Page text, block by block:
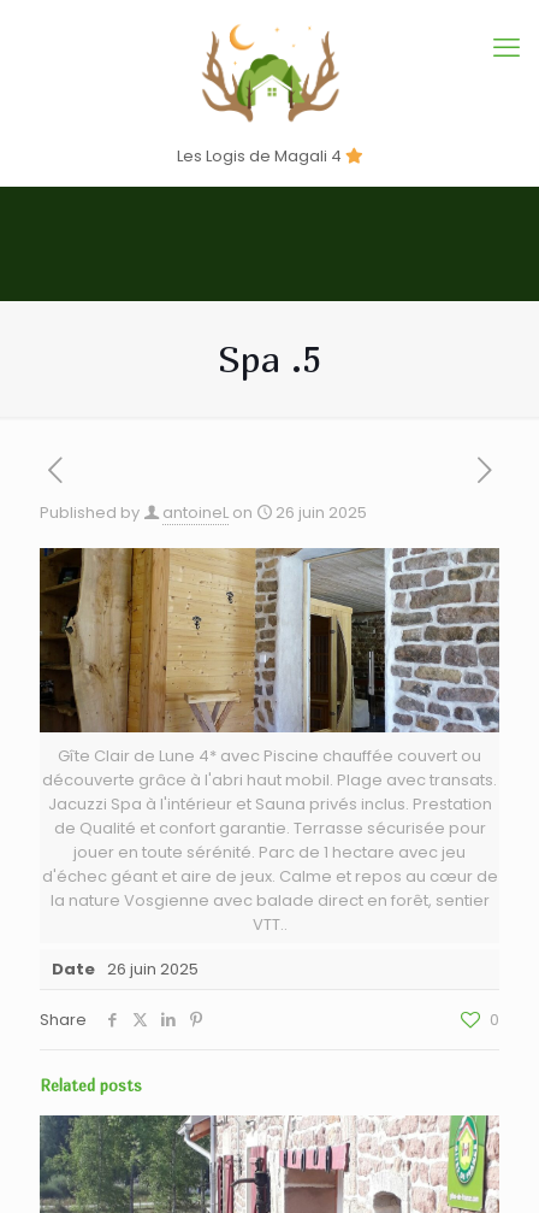
Les Logis de Magali 4
Spa .5
Published by antoineL on 26 juin 2025
Gîte Clair de Lune 4* avec Piscine chauffée couvert ou
découverte grâce à l'abri haut mobil. Plage avec transats.
Jacuzzi Spa à l'intérieur et Sauna privés inclus. Prestation
de Qualité et confort garantie. Terrasse sécurisée pour
jouer en toute sérénité. Parc de 1 hectare avec jeu
d'échec géant et aire de jeux. Calme et repos au cœur de
la nature Vosgienne avec balade direct en forêt, sentier
VTT..
Date 26 juin 2025
Share 0
Related posts